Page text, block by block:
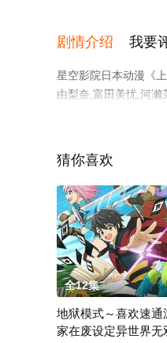
剧情介绍 我要
星空影院日本动漫《
由梨奈,富田美忧,河濑
星空影视，更多剧情
猜你喜欢
全12集
地狱模式～喜欢速通
家在废设定异世界无